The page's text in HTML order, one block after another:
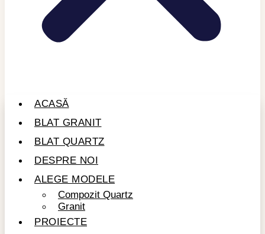
ACASĂ
BLAT GRANIT
BLAT QUARTZ
DESPRE NOI
ALEGE MODELE
Compozit Quartz
Granit
PROIECTE